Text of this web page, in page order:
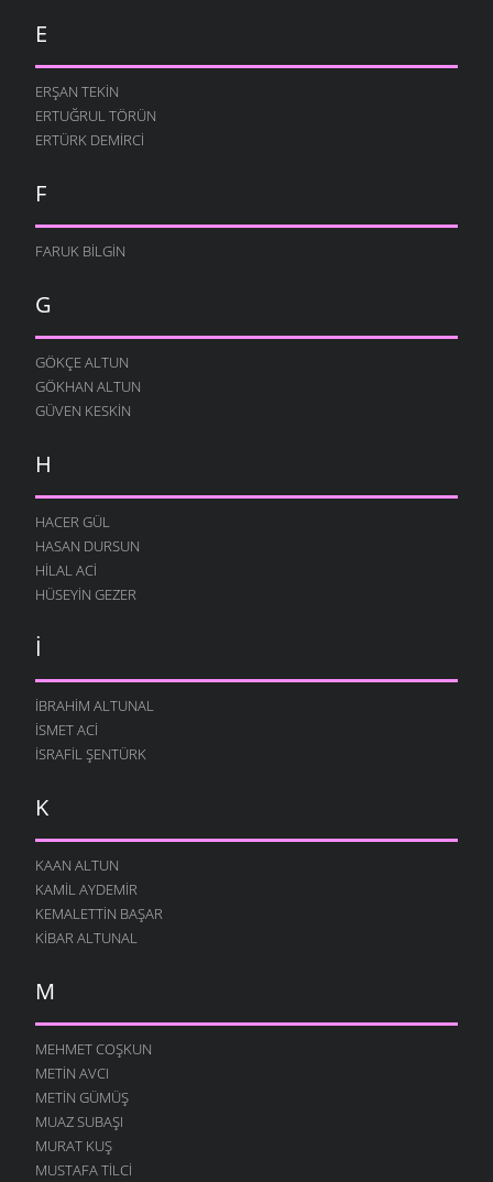
E
ERŞAN TEKIN
ERTUĞRUL TÖRÜN
ERTÜRK DEMIRCI
F
FARUK BILGIN
G
GÖKÇE ALTUN
GÖKHAN ALTUN
GÜVEN KESKIN
H
HACER GÜL
HASAN DURSUN
HILAL ACI
HÜSEYIN GEZER
İ
İBRAHIM ALTUNAL
İSMET ACI
İSRAFIL ŞENTÜRK
K
KAAN ALTUN
KAMIL AYDEMIR
KEMALETTIN BAŞAR
KIBAR ALTUNAL
M
MEHMET COŞKUN
METIN AVCI
METIN GÜMÜŞ
MUAZ SUBAŞI
MURAT KUŞ
MUSTAFA TILCI